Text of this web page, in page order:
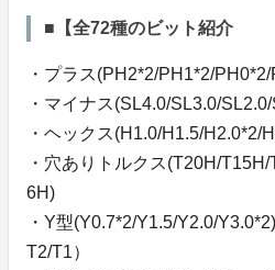
■【全72種のビット紹介
・プラス(PH2*2/PH1*2/
・マイナス(SL4.0/SL3.0/
・ヘックス(H1.0/H1.5/H2.0*2/
・穴ありトルクス(T20H/
6H)
・Y型(Y0.7*2/Y1.5/Y2.0/
T2/T1）